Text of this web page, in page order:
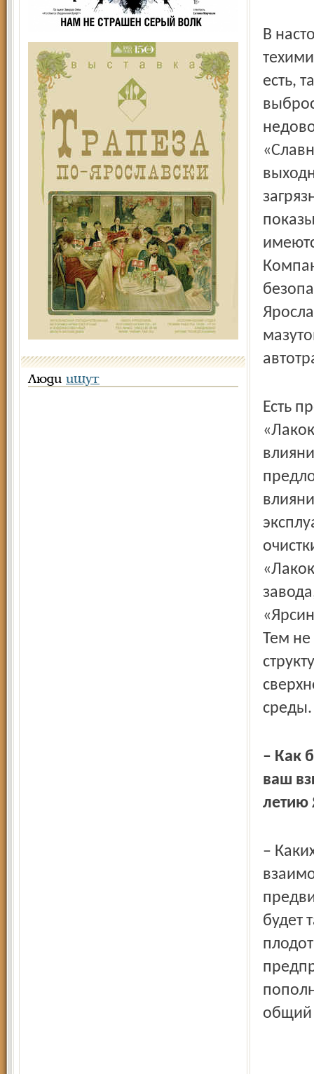
Люди ищут
В
есть,
Есть
Тем
среды.
– Как
ваш
летию
–
будет
общий